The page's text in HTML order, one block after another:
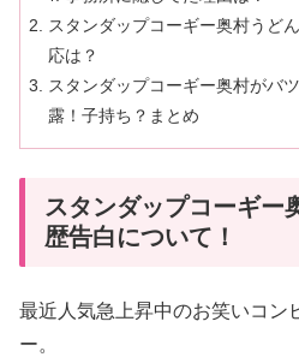
スタンダップコーギー奥村うど
応は？
スタンダップコーギー奥村がバ
露！子持ち？まとめ
スタンダップコーギー
歴告白について！
最近人気急上昇中のお笑いコン
ー。